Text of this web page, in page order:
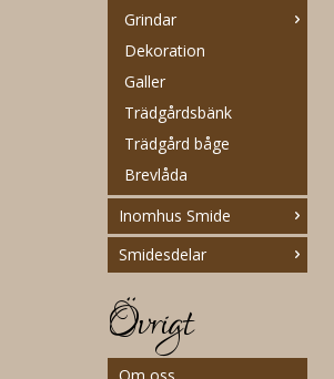
Grindar
Dekoration
Galler
Trädgårdsbänk
Trädgård båge
Brevlåda
Inomhus Smide
Smidesdelar
Övrigt